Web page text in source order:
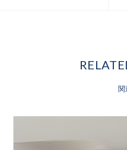
関